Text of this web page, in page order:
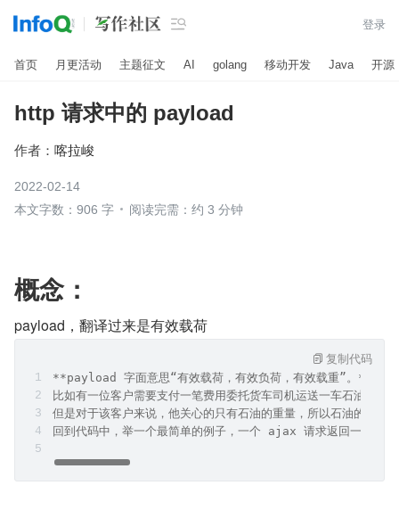
 登录
首页 月更活动 主题征文 AI golang 移动开发 Java 开源
http 请求中的 payload
作者： 喀拉峻
2022-02-14
本文字数：906 字
阅读完需：约 3 分钟
概念：
payload，翻译过来是有效载荷
**payload 字面意思“有效载荷，有效负荷，有效载重”。**要解
比如有一位客户需要支付一笔费用委托货车司机运送一车石油
但是对于该客户来说，他关心的只有石油的重量，所以石油的重
回到代码中，举一个最简单的例子，一个 ajax 请求返回一个
复制代码